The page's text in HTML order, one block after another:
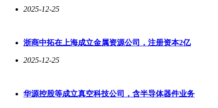
2025-12-25
浙商中拓在上海成立金属资源公司，注册资本2亿
2025-12-25
华源控股等成立真空科技公司，含半导体器件业务